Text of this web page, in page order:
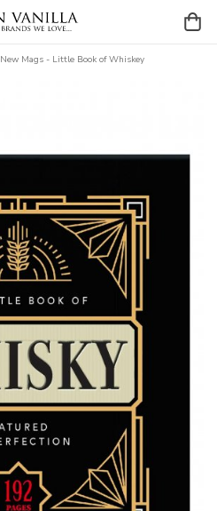
New Mags - Little Book of Whiskey